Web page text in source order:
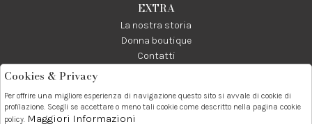
EXTRA
La nostra storia
Donna boutique
Contatti
Telefono:
089237858
Whatsapp:
3338855601
Contatti:
info@donna1981.it
Cookies & Privacy
Per offrire una migliore esperienza di navigazione questo sito si avvale di cookie di
profilazione. Scegli se accettare o meno tali cookie come descritto nella pagina cookie
policy. Maggiori Informazioni